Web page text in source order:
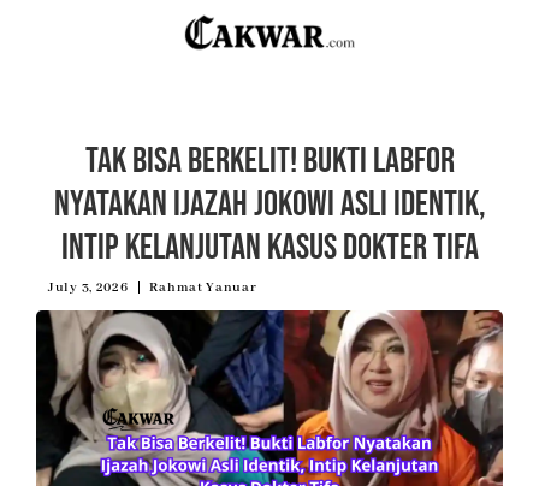
Tak Bisa Berkelit! Bukti Labfor
Nyatakan Ijazah Jokowi Asli Identik,
Intip Kelanjutan Kasus Dokter Tifa
July 3, 2026 Rahmat Yanuar